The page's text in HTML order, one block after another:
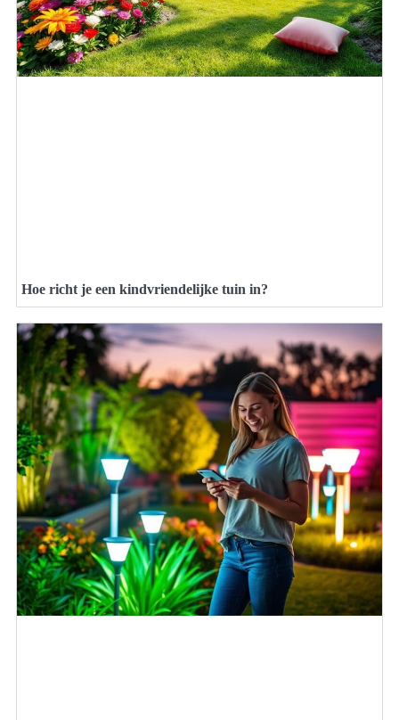
Hoe richt je een kindvriendelijke tuin in?